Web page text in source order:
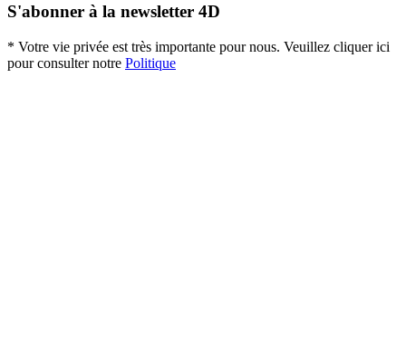
S'abonner à la newsletter 4D
* Votre vie privée est très importante pour nous. Veuillez cliquer ici
pour consulter notre Politique